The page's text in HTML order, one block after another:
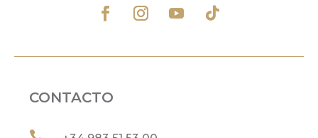
CONTACTO